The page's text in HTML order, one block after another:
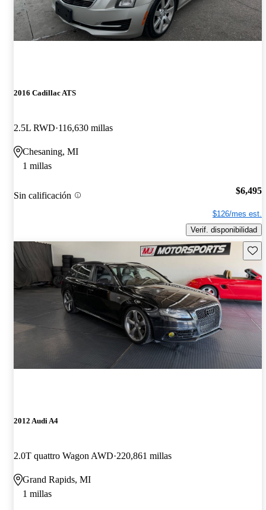
2016 Cadillac ATS
2.5L RWD 116,630 millas
Chesaning, MI
1 millas
Sin calificación $6,495
$126/mes est.
Verif. disponibilidad
2012 Audi A4
2.0T quattro Wagon AWD 220,861 millas
Grand Rapids, MI
1 millas